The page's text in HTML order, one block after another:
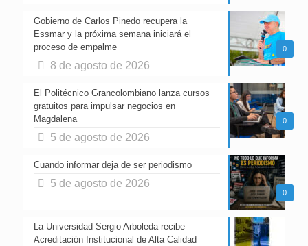
0
Gobierno de Carlos Pinedo recupera la
Essmar y la próxima semana iniciará el
proceso de empalme
8 de agosto de 2026
0
El Politécnico Grancolombiano lanza cursos
gratuitos para impulsar negocios en
Magdalena
5 de agosto de 2026
0
Cuando informar deja de ser periodismo
5 de agosto de 2026
La Universidad Sergio Arboleda recibe
Acreditación Institucional de Alta Calidad